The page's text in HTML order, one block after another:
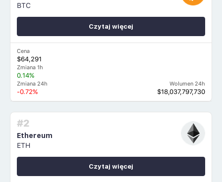
BTC
Cena
$64,291
Zmiana 1h
0.14%
Zmiana 24h
-0.72%
Wolumen 24h
$18,037,797,730
Czytaj więcej
#2
Ethereum
ETH
Czytaj więcej